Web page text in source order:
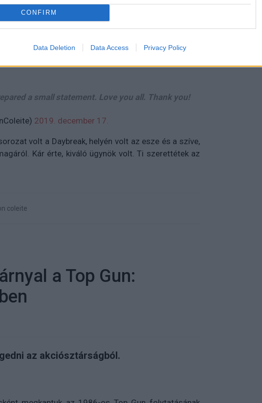
CONFIRM
Data Deletion Data Access Privacy Policy
az utolsó tweeteknél. Nagyon köszönjük,
furcsa, szörnyekkel teli úton, és hogy ennyire
és az elkészítésének. Senkinek nem tört össze
nem mutathatunk többet nektek. De egyben
a small statement. Love you all. Thank you!
2019. december 17.
volt a Daybreak, helyén volt az esze és a szíve,
Kár érte, kiváló ügynök volt. Ti szerettétek az
coleite
a Top Gun:
az akciósztárságból.